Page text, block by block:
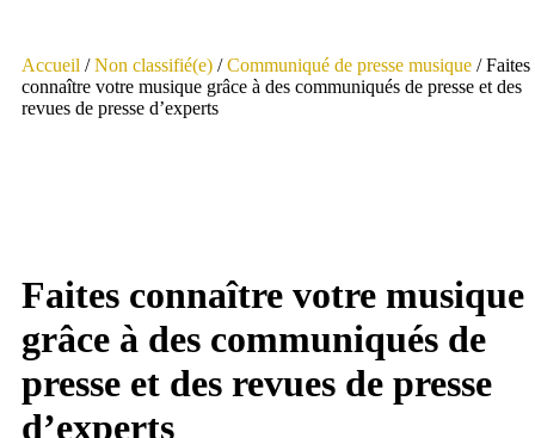
Accueil /Non classifié(e) /Communiqué de presse musique / Faites
connaître votre musique grâce à des communiqués de presse et des
revues de presse d’experts
Faites connaître votre musique
grâce à des communiqués de
presse et des revues de presse
d’experts